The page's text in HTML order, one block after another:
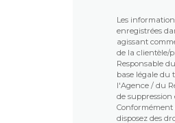
Les
enregistrées
agissant
de la clientèle/
Responsable
base légale du
l'Agence / du
de suppression
Conformément
disposez des